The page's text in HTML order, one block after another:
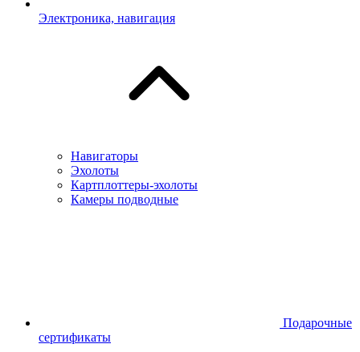
Электроника, навигация
Навигаторы
Эхолоты
Картплоттеры-эхолоты
Камеры подводные
Подарочные
сертификаты